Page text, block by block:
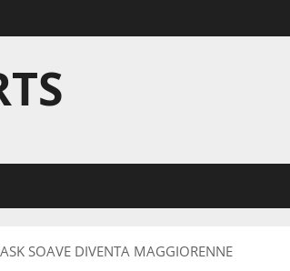
SOAVE DIVENTA MAGGIORENNE